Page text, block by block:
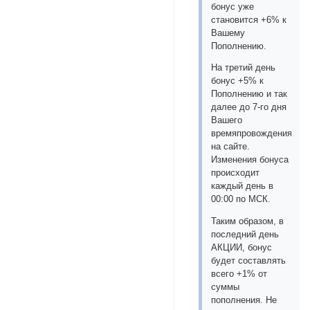
бонус уже
становится +6% к
Вашему
Пополнению.
На третий день
бонус +5% к
Пополнению и так
далее до 7-го дня
Вашего
времяпровождения
на сайте.
Изменения бонуса
происходит
каждый день в
00:00 по МСК.
Таким образом, в
последний день
АКЦИИ, бонус
будет составлять
всего +1% от
суммы
пополнения. Не